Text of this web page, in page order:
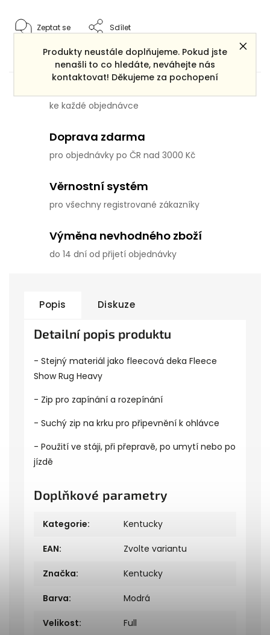
Produkty neustále doplňujeme. Pokud jste
nenašli to co hledáte, neváhejte nás
kontaktovat! Děkujeme za pochopení
Zeptat se Sdílet
ke každé objednávce
Doprava zdarma
pro objednávky po ČR nad 3000 Kč
Věrnostní systém
pro všechny registrované zákazníky
Výměna nevhodného zboží
do 14 dní od přijetí objednávky
Popis Diskuze
Detailní popis produktu
- Stejný materiál jako fleecová deka Fleece
Show Rug Heavy
- Zip pro zapínání a rozepínání
- Suchý zip na krku pro připevnění k ohlávce
- Použití ve stáji, při přepravě, po umytí nebo po
jízdě
Doplňkové parametry
Kategorie: Kentucky
EAN: Zvolte variantu
Značka: Kentucky
Barva: Modrá
Velikost: Full